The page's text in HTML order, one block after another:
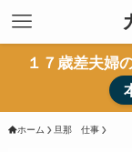
１７歳差夫婦
ホーム 旦那 仕事